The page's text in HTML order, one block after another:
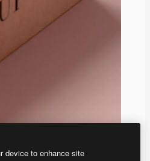
device to enhance site